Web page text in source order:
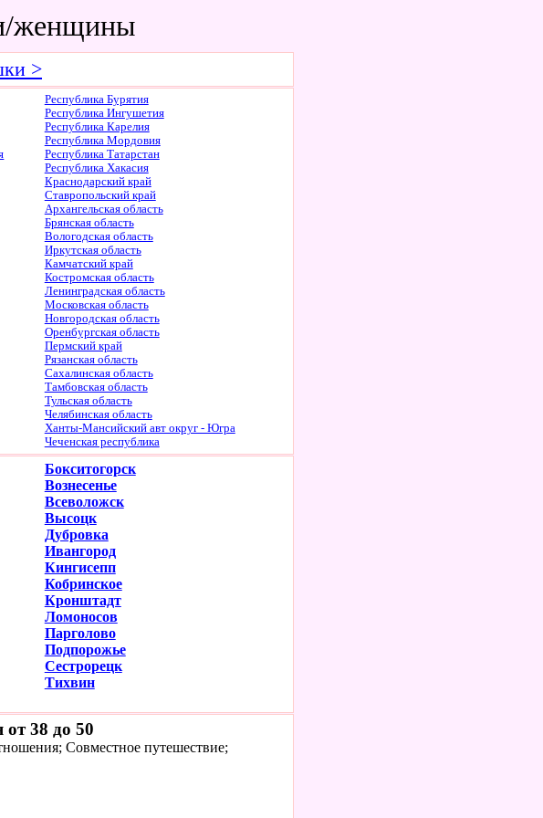
женщины
>
Республика Бурятия
Республика Ингушетия
Республика Карелия
Республика Мордовия
Республика Татарстан
Республика Хакасия
Краснодарский край
Ставропольский край
Архангельская область
Брянская область
Вологодская область
Иркутская область
Камчатский край
Костромская область
Ленинградская область
Московская область
Новгородская область
Оренбургская область
Пермский край
Рязанская область
Сахалинская область
Тамбовская область
Тульская область
Челябинская область
Ханты-Мансийский авт округ - Югра
Чеченская республика
Бокситогорск
Вознесенье
Всеволожск
Высоцк
Дубровка
Ивангород
Кингисепп
Кобринское
Кронштадт
Ломоносов
Парголово
Подпорожье
Сестрорецк
Тихвин
38 до 50
Совместное путешествие;